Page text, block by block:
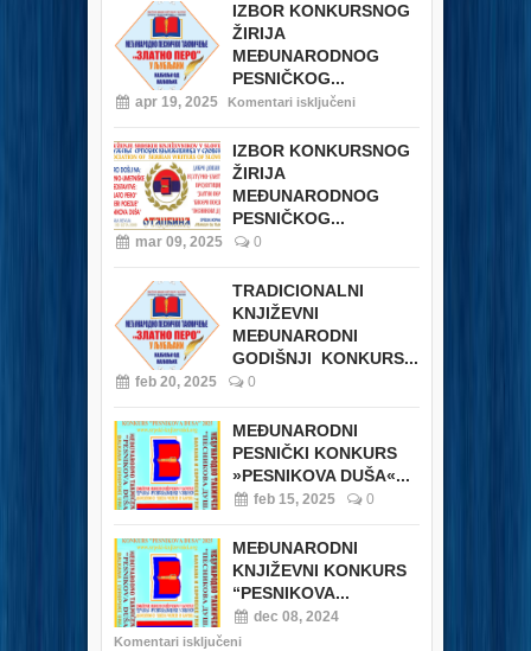
IZBOR KONKURSNOG
ŽIRIJA
MEĐUNARODNOG
PESNIČKOG...
apr 19, 2025 Komentari isključeni
IZBOR KONKURSNOG
ŽIRIJA
MEĐUNARODNOG
PESNIČKOG...
mar 09, 2025 0
TRADICIONALNI
KNJIŽEVNI
MEĐUNARODNI
GODIŠNJI KONKURS...
feb 20, 2025 0
MEĐUNARODNI
PESNIČKI KONKURS
»PESNIKOVA DUŠA«...
feb 15, 2025 0
MEĐUNARODNI
KNJIŽEVNI KONKURS
“PESNIKOVA...
dec 08, 2024
Komentari isključeni